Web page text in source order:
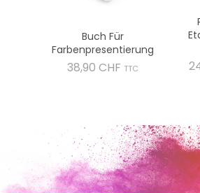
Buch Für
Farbenpresentierung
38,90 CHF Preis
TTC